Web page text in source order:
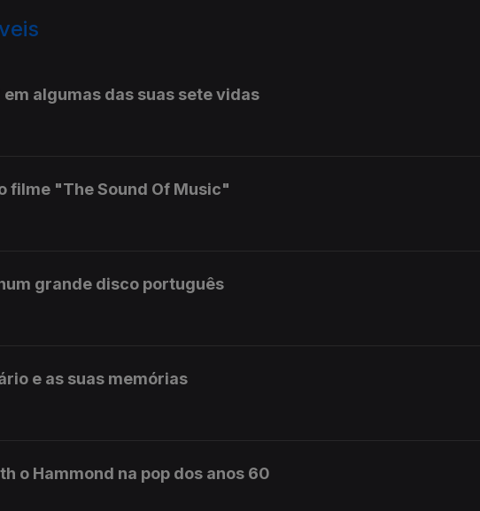
algumas das suas sete vidas
filme "The Sound Of Music"
grande disco português
e as suas memórias
o Hammond na pop dos anos 60